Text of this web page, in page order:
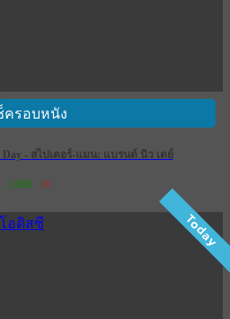
ครอบหนัง
Day - สไปเดอร์-แมน: แบรนด์ นิว เดย์
1,068 16
Today